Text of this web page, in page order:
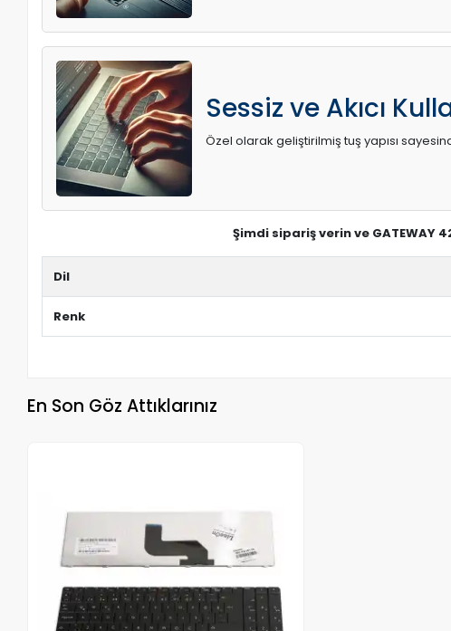
Sessiz ve Akıcı
Özel olarak geliştirilmiş tuş yapısı
Şimdi sipariş verin ve
Dil
Renk
En Son Göz Attıklarınız